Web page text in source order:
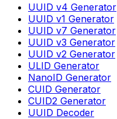
UUID v4 Generator
UUID v1 Generator
UUID v7 Generator
UUID v3 Generator
UUID v2 Generator
ULID Generator
NanoID Generator
CUID Generator
CUID2 Generator
UUID Decoder